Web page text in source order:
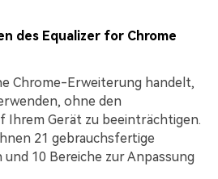
des Equalizer for Chrome
Chrome-Erweiterung handelt,
ohne den
Ihrem Gerät zu beeinträchtigen.
21 gebrauchsfertige
10 Bereiche zur Anpassung